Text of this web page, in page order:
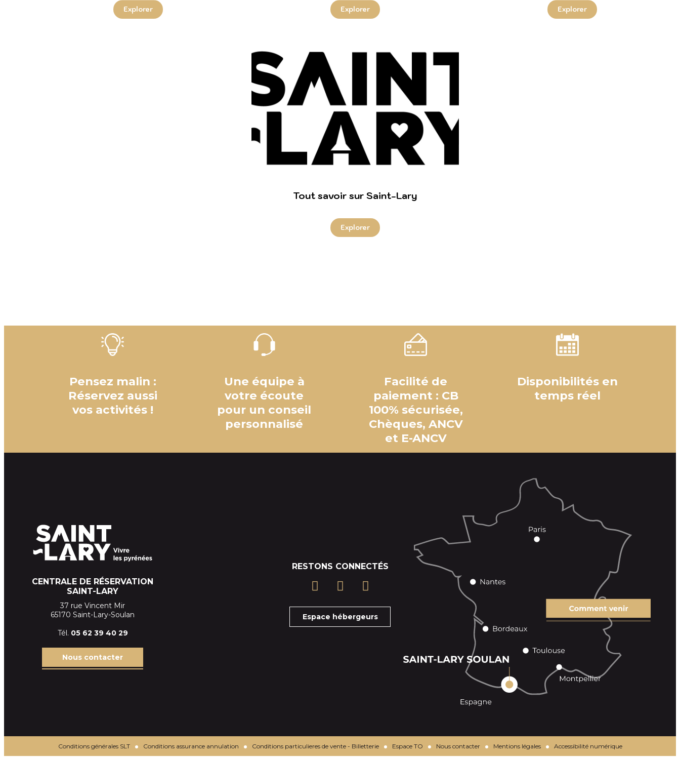
Tout savoir sur Saint-Lary
Pensez malin :
Réservez aussi
vos activités !
Une équipe à
votre écoute
pour un conseil
personnalisé
Facilité de
paiement : CB
100% sécurisée,
Chèques, ANCV
et E-ANCV
Disponibilités en
temps réel
CENTRALE DE RÉSERVATION
SAINT-LARY
37 rue Vincent Mir
65170 Saint-Lary-Soulan
Tél. 05 62 39 40 29
Nous contacter
RESTONS CONNECTÉS
Espace hébergeurs
Conditions générales SLT Conditions assurance annulation Conditions particulieres de vente - Billetterie Espace TO Nous contacter Mentions légales Accessibilité numérique